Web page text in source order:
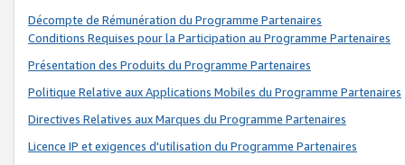
Décompte de Rémunération du Programme Partenaires
Conditions Requises pour la Participation au Programme Partenaires
Présentation des Produits du Programme Partenaires
Politique Relative aux Applications Mobiles du Programme Partenaires
Directives Relatives aux Marques du Programme Partenaires
Licence IP et exigences d'utilisation du Programme Partenaires